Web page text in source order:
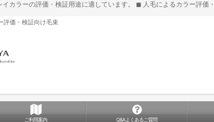
カラーの評価・検証用途に適しています。 ◼︎ 人毛によるカラー評価
評価・検証向け毛束
ご利用案内 Q&Aよくあるご質問